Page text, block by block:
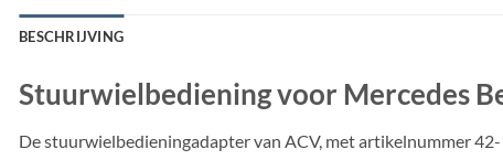
BESCHRIJVING
Stuurwielbediening voor Mercedes
De stuurwielbedieningadapter van ACV, met artikelnummer